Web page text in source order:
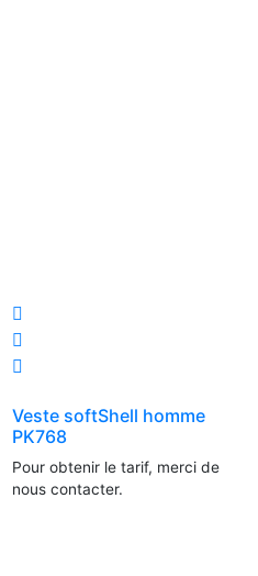
Veste softShell homme
PK768
Pour obtenir le tarif, merci de
nous contacter.